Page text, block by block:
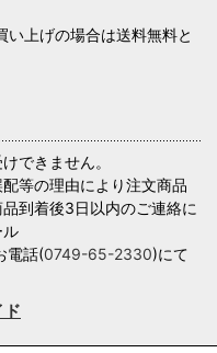
上げの場合は送料無料と
できません。
等の理由により注文商品
到着後3日以内のご連絡に
ル
電話(0749-65-2330)にて
ド